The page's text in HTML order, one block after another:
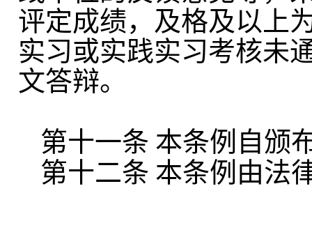
评定成绩，及格及以上
实习或实践实习考核未
文答辩。
第十一条 本条例自颁
第十二条 本条例由法